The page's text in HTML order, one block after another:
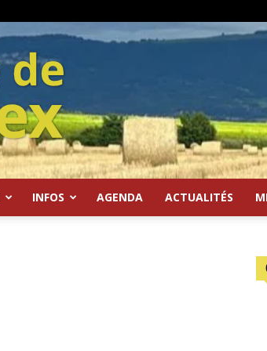
INFOS AGENDA ACTUALITÉS